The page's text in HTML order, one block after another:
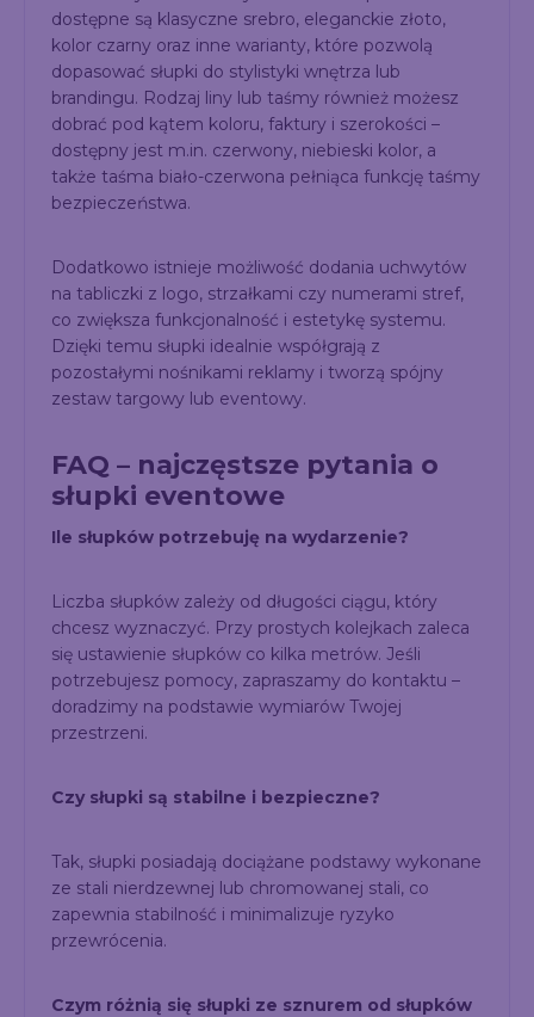
dostępne są klasyczne srebro, eleganckie złoto,
kolor czarny oraz inne warianty, które pozwolą
dopasować słupki do stylistyki wnętrza lub
brandingu. Rodzaj liny lub taśmy również możesz
dobrać pod kątem koloru, faktury i szerokości –
dostępny jest m.in. czerwony, niebieski kolor, a
także taśma biało-czerwona pełniąca funkcję taśmy
bezpieczeństwa.
Dodatkowo istnieje możliwość dodania uchwytów
na tabliczki z logo, strzałkami czy numerami stref,
co zwiększa funkcjonalność i estetykę systemu.
Dzięki temu słupki idealnie współgrają z
pozostałymi nośnikami reklamy i tworzą spójny
zestaw targowy lub eventowy.
FAQ – najczęstsze pytania o
słupki eventowe
Ile słupków potrzebuję na wydarzenie?
Liczba słupków zależy od długości ciągu, który
chcesz wyznaczyć. Przy prostych kolejkach zaleca
się ustawienie słupków co kilka metrów. Jeśli
potrzebujesz pomocy, zapraszamy do kontaktu –
doradzimy na podstawie wymiarów Twojej
przestrzeni.
Czy słupki są stabilne i bezpieczne?
Tak, słupki posiadają dociążane podstawy wykonane
ze stali nierdzewnej lub chromowanej stali, co
zapewnia stabilność i minimalizuje ryzyko
przewrócenia.
Czym różnią się słupki ze sznurem od słupków